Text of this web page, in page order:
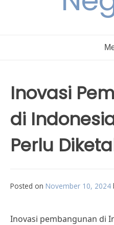
Inovasi
di
Perlu
Posted on November 10, 2024
Inovasi pembangunan di